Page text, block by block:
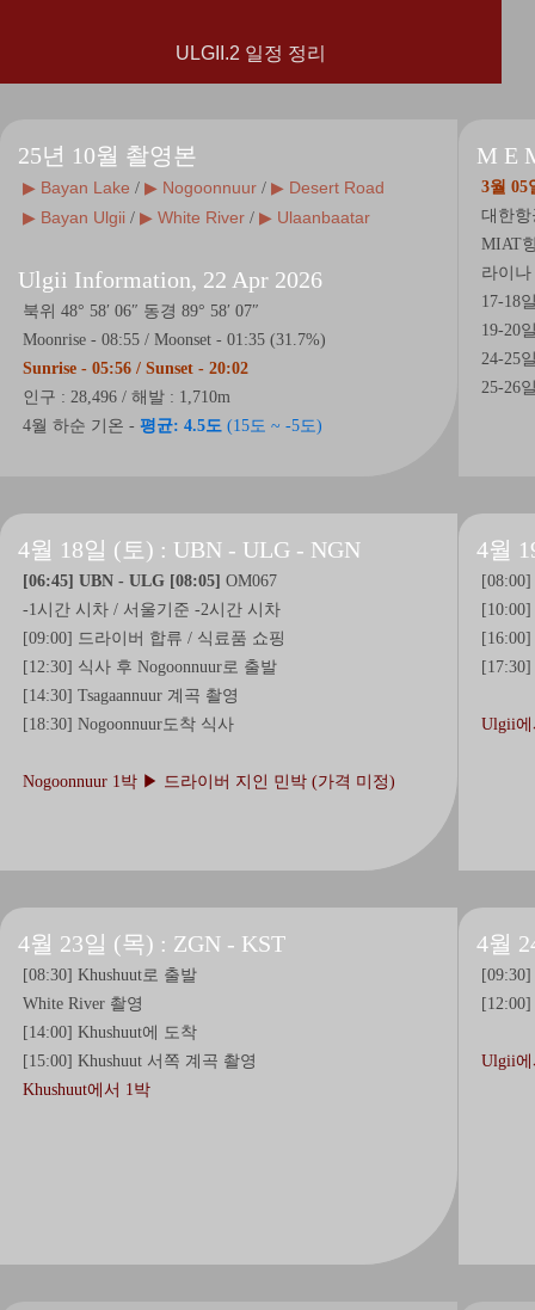
ULGII.2 일정 정리
25년 10월 촬영본
▶ Bayan Lake / ▶ Nogoonnuur / ▶ Desert Road
▶ Bayan Ulgii / ▶ White River / ▶ Ulaanbaatar
Ulgii Information, 22 Apr 2026
북위 48° 58′ 06″ 동경 89° 58′ 07″
Moonrise - 08:55 / Moonset - 01:35 (31.7%)
Sunrise - 05:56 / Sunset - 20:02
인구 : 28,496 / 해발 : 1,710m
4월 하순 기온 - 평균: 4.5도 (15도 ~ -5도)
M E
3월 05
대한항
MIAT
라이
17-18
19-20
24-25
25-26
4월 18일 (토) : UBN - ULG - NGN
[06:45] UBN - ULG [08:05] OM067
-1시간 시차 / 서울기준 -2시간 시차
[09:00] 드라이버 합류 / 식료품 쇼핑
[12:30] 식사 후 Nogoonnuur로 출발
[14:30] Tsagaannuur 계곡 촬영
[18:30] Nogoonnuur도착 식사
Nogoonnuur 1박 ▶ 드라이버 지인 민박 (가격 미정)
4월
[17:30]
Ulgii
4월 23일 (목) : ZGN - KST
[08:30] Khushuut로 출발
White River 촬영
[14:00] Khushuut에 도착
[15:00] Khushuut 서쪽 계곡 촬영
Khushuut에서 1박
4월
Ulgii